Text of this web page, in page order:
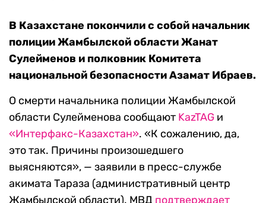
В Казахстане покончили с собой начальник
полиции Жамбылской области Жанат
Сулейменов и полковник Комитета
национальной безопасности Азамат Ибраев.
О смерти начальника полиции Жамбылской
области Сулейменова сообщают KazTAG и
«Интерфакс-Казахстан». «К сожалению, да,
это так. Причины произошедшего
выясняются», — заявили в пресс-службе
акимата Тараза (административный центр
Жамбылской области). МВД подтверждает